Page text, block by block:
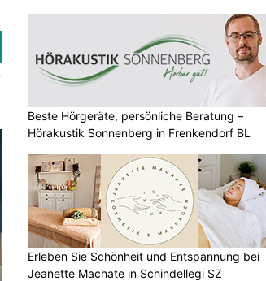
Beste Hörgeräte, persönliche Beratung –
Hörakustik Sonnenberg in Frenkendorf BL
Erleben Sie Schönheit und Entspannung bei
Jeanette Machate in Schindellegi SZ